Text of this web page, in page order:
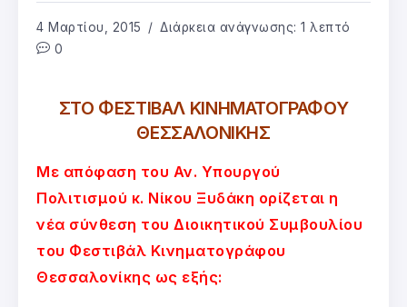
4 Μαρτίου, 2015
Διάρκεια ανάγνωσης: 1 λεπτό
0
ΣΤΟ ΦΕΣΤΙΒΑΛ ΚΙΝΗΜΑΤΟΓΡΑΦΟΥ
ΘΕΣΣΑΛΟΝΙΚΗΣ
Με απόφαση του Αν. Υπουργού
Πολιτισμού κ. Νίκου Ξυδάκη ορίζεται η
νέα σύνθεση του Διοικητικού Συμβουλίου
του Φεστιβάλ Κινηματογράφου
Θεσσαλονίκης ως εξής: